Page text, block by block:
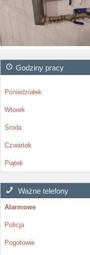
Godziny pracy
Poniedziałek
Wtorek
Środa
Czwartek
Piątek
Ważne telefony
Alarmowe
Policja
Pogotowie